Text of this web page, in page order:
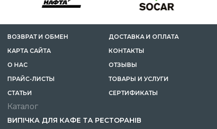
ВОЗВРАТ И ОБМЕН
ДОСТАВКА И ОПЛАТА
КАРТА САЙТА
КОНТАКТЫ
О НАС
ОТЗЫВЫ
ПРАЙС-ЛИСТЫ
ТОВАРЫ И УСЛУГИ
CТАТЬИ
СЕРТИФИКАТЫ
Каталог
ВИПІЧКА ДЛЯ КАФЕ ТА РЕСТОРАНІВ